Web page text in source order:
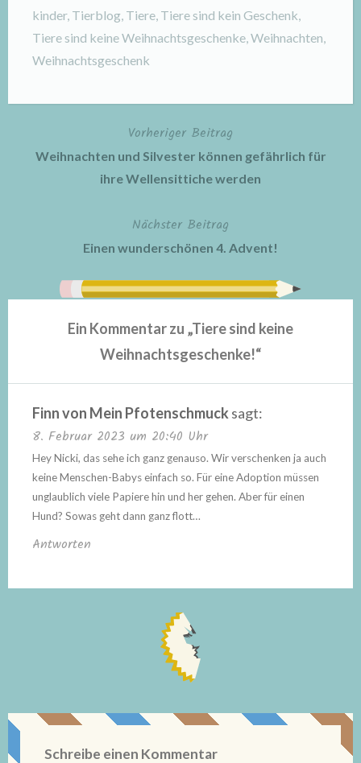
kinder, Tierblog, Tiere, Tiere sind kein Geschenk,
Tiere sind keine Weihnachtsgeschenke,Weihnachten,
Weihnachtsgeschenk
BeitragsnavigationVorheriger Beitrag
Weihnachten und Silvester können gefährlich für
ihre Wellensittiche werden
Nächster Beitrag
Einen wunderschönen 4. Advent!
Ein Kommentar zu „Tiere sind keine
Weihnachtsgeschenke!“
Finn von Mein Pfotenschmuck sagt:
8. Februar 2023 um 20:40 Uhr
Hey Nicki, das sehe ich ganz genauso. Wir verschenken ja auch
keine Menschen-Babys einfach so. Für eine Adoption müssen
unglaublich viele Papiere hin und her gehen. Aber für einen
Hund? Sowas geht dann ganz flott…
Antworten
Schreibe einen Kommentar